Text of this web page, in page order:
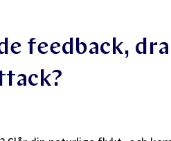
feedback,